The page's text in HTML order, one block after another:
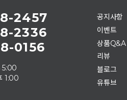
2457
2336
0156
5:00
1:00
공지사항
이벤트
상품Q&A
리뷰
블로그
유튜브